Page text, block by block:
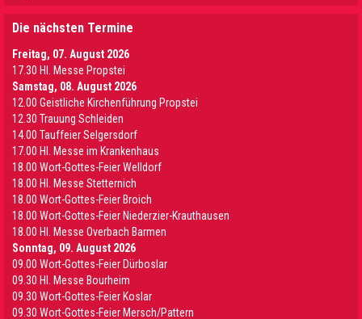
Die nächsten Termine
Freitag, 07. August 2026
17.30 Hl. Messe Propstei
Samstag, 08. August 2026
12.00 Geistliche Kirchenführung Propstei
12.30 Trauung Schleiden
14.00 Tauffeier Selgersdorf
17.00 Hl. Messe im Krankenhaus
18.00 Wort-Gottes-Feier Welldorf
18.00 Hl. Messe Stetternich
18.00 Wort-Gottes-Feier Broich
18.00 Wort-Gottes-Feier Niederzier-Krauthausen
18.00 Hl. Messe Overbach Barmen
Sonntag, 09. August 2026
09.00 Wort-Gottes-Feier Dürboslar
09.30 HI. Messe Bourheim
09.30 Wort-Gottes-Feier Koslar
09.30 Wort-Gottes-Feier Mersch/Pattern